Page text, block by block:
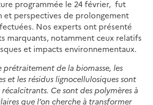
programmée le 24 février, fut
et perspectives de prolongement
Nos experts ont présenté
marquants, notamment ceux relatifs
et impacts environnementaux.
prétraitement de la biomasse, les
et les résidus lignocellulosiques sont
Ce sont des polymères à
que l’on cherche à transformer